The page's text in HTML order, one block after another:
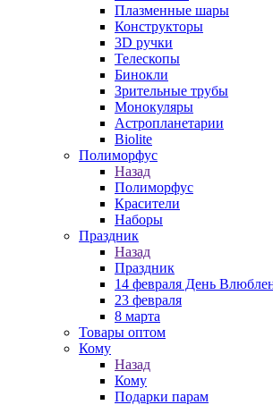
Плазменные шары
Конструкторы
3D ручки
Телескопы
Бинокли
Зрительные трубы
Монокуляры
Астропланетарии
Biolite
Полиморфус
Назад
Полиморфус
Красители
Наборы
Праздник
Назад
Праздник
14 февраля День
23 февраля
8 марта
Товары оптом
Кому
Назад
Кому
Подарки парам